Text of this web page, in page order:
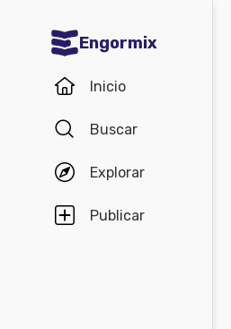
Engormix
Inicio
Buscar
Explorar
Publicar